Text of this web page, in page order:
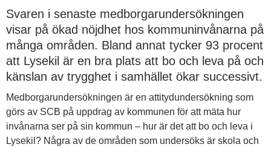
Svaren i senaste medborgarundersökningen
visar på ökad nöjdhet hos kommuninvånarna på
många områden. Bland annat tycker 93 procent
att Lysekil är en bra plats att bo och leva på och
känslan av trygghet i samhället ökar successivt.
Medborgarundersökningen är en attitydundersökning som
görs av SCB på uppdrag av kommunen för att mäta hur
invånarna ser på sin kommun – hur är det att bo och leva i
Lysekil? Några av de områden som undersöks är skola och